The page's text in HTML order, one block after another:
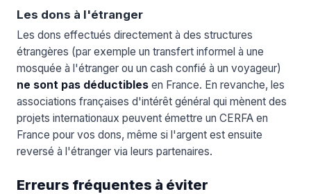
Les dons à l'étranger
Les dons effectués directement à des structures
étrangères (par exemple un transfert informel à une
mosquée à l'étranger ou un cash confié à un voyageur)
ne sont pas déductibles en France. En revanche, les
associations françaises d'intérêt général qui mènent des
projets internationaux peuvent émettre un CERFA en
France pour vos dons, même si l'argent est ensuite
reversé à l'étranger via leurs partenaires.
Erreurs fréquentes à éviter